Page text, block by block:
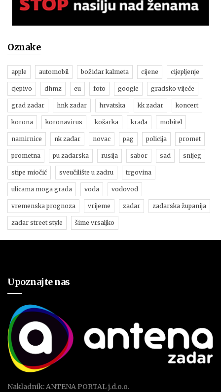
Oznake
apple automobil božidar kalmeta cijene cijepljenje
cjepivo dhmz eu foto google gradsko vijeće
grad zadar hnk zadar hrvatska kk zadar koncert
korona koronavirus košarka krađa mobitel
namirnice nk zadar novac pag policija promet
prometna pu zadarska rusija sabor sad snijeg
stipe miočić sveučilište u zadru trgovina
ulicama moga grada voda vodovod
vremenska prognoza vrijeme zadar zadarska županija
zadar street style šime vrsaljko
Upoznajte nas
Nakladnik: ANTENA PORTAL j.d.o.o.